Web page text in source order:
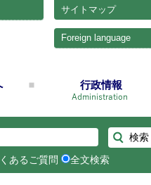
サイトマップ
Foreign language
行政情報
あるご質問 全文検索